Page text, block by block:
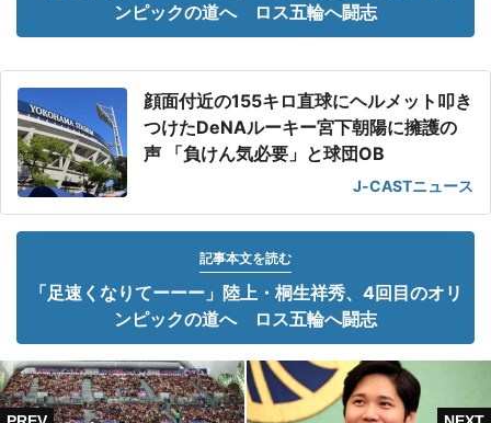
ンピックの道へ ロス五輪へ闘志
顔面付近の155キロ直球にヘルメット叩き
つけたDeNAルーキー宮下朝陽に擁護の
声 「負けん気必要」と球団OB
J-CASTニュース
記事本文を読む
「足速くなりてーーー」陸上・桐生祥秀、4回目のオリ
ンピックの道へ ロス五輪へ闘志